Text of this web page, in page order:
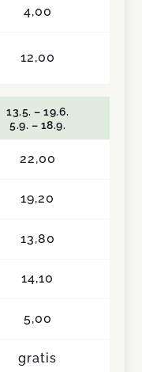
4,00
12,00
13.5. – 19.6.
5.9. – 18.9.
22,00
19,20
13,80
14,10
5,00
gratis